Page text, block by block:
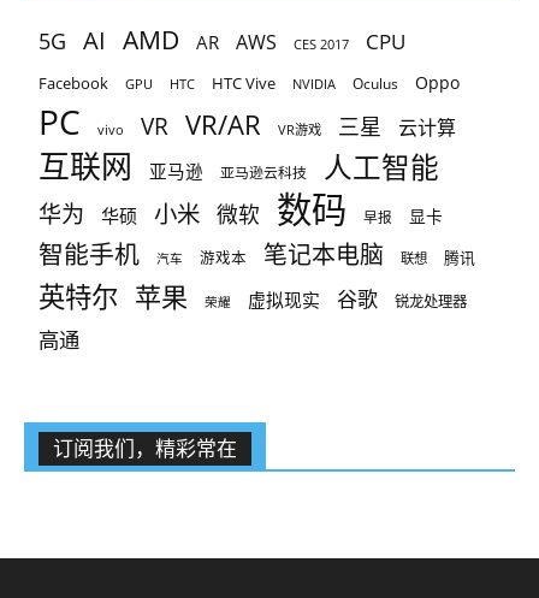
5G AI AMD AR AWS CES 2017 CPU
Facebook GPU HTC HTC Vive NVIDIA Oculus Oppo
PC vivo VR VR/AR VR游戏 三星 云计算
互联网 亚马逊 亚马逊云科技 人工智能
华为 华硕 小米 微软 数码 早报 显卡
智能手机 汽车 游戏本 笔记本电脑 联想 腾讯
英特尔 苹果 荣耀 虚拟现实 谷歌 锐龙处理器
高通
订阅我们，精彩常在